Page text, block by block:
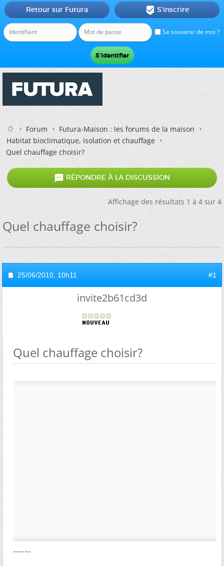
Se souvenir de moi ?
Retour sur Futura  S'inscrire
Forum
Futura-Maison : les forums de la maison
Habitat bioclimatique, isolation et chauffage
Quel chauffage choisir?
 RÉPONDRE À LA DISCUSSION
Affichage des résultats 1 à 4 sur 4
Quel chauffage choisir?
25/06/2010, 10h11 #1
invite2b61cd3d
Quel chauffage choisir?
------